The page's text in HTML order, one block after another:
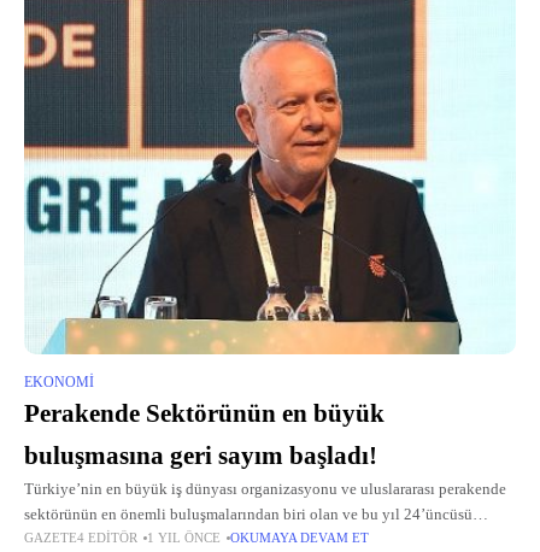
EKONOMI
Perakende Sektörünün en büyük
buluşmasına geri sayım başladı!
Türkiye’nin en büyük iş dünyası organizasyonu ve uluslararası perakende
sektörünün en önemli buluşmalarından biri olan ve bu yıl 24’üncüsü
yapılan Perakende Günleri 2025, 28-29 Mayıs tarihlerinde İstanbul Haliç
GAZETE4 EDITÖR 1 YIL ÖNCE OKUMAYA DEVAM ET